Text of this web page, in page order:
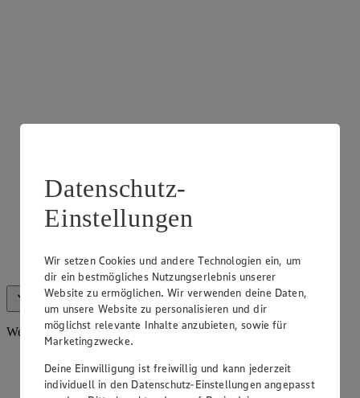
Frischetheke Fleisch
unserer Theke bereit.
Alle anzeigen (6) Weniger anzeigen
Weiteres Sortiment
Datenschutz-
Einstellungen
Wir setzen Cookies und andere Technologien ein, um
dir ein bestmögliches Nutzungserlebnis unserer
Website zu ermöglichen. Wir verwenden deine Daten,
um unsere Website zu personalisieren und dir
möglichst relevante Inhalte anzubieten, sowie für
Marketingzwecke.
Deine Einwilligung ist freiwillig und kann jederzeit
individuell in den Datenschutz-Einstellungen angepasst